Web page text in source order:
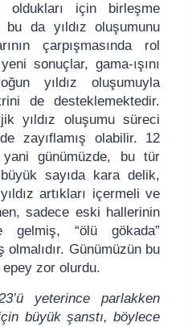
oldukları için birleşme
da yıldız oluşumunu
çarpışmasında rol
sonuçlar, gama-ışını
yıldız oluşumuyla
de desteklemektedir.
yıldız oluşumu süreci
zayıflamış olabilir. 12
yani günümüzde, bu tür
büyük sayıda kara delik,
artıkları içermeli ve
sadece eski hallerinin
gelmiş, “ölü gökada”
Günümüzün bu
epey zor olurdu.
yeterince parlakken
büyük şanstı, böylece